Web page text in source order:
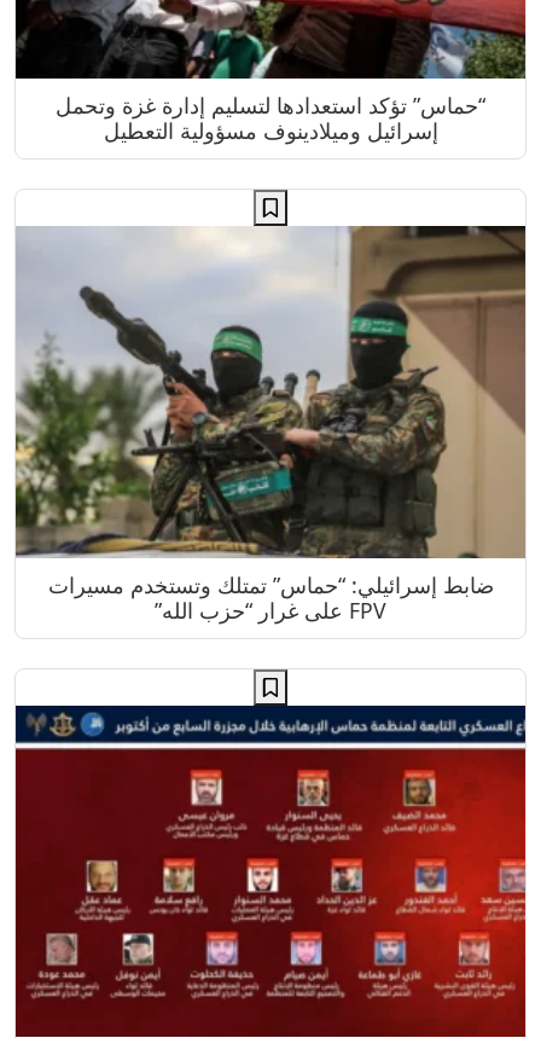
“حماس” تؤكد استعدادها لتسليم إدارة غزة وتحمل
إسرائيل وميلادينوف مسؤولية التعطيل
ضابط إسرائيلي: “حماس” تمتلك وتستخدم مسيرات
FPV على غرار “حزب الله”